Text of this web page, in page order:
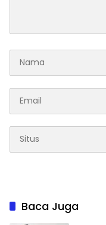
Baca Juga